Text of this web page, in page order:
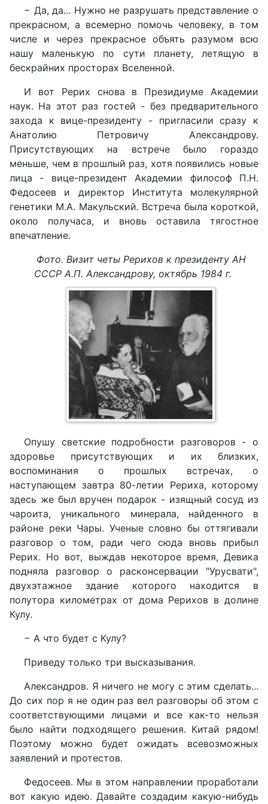
− Да, да... Нужно не разрушать представление о
прекрасном, а всемерно помочь человеку, в том
числе и через прекрасное объять разумом всю
нашу маленькую по сути планету, летящую в
бескрайних просторах Вселенной.
И вот Рерих снова в Президиуме Академии
наук. На этот раз гостей - без предварительного
захода к вице-президенту - пригласили сразу к
Анатолию Петровичу Александрову.
Присутствующих на встрече было гораздо
меньше, чем в прошлый раз, хотя появились новые
лица - вице-президент Академии философ П.Н.
Федосеев и директор Института молекулярной
генетики М.А. Макульский. Встреча была короткой,
около получаса, и вновь оставила тягостное
впечатление.
Фото. Визит четы Рерихов к президенту АН
СССР А.П. Александрову, октябрь 1984 г.
Опушу светские подробности разговоров - о
здоровье присутствующих и их близких,
воспоминания о прошлых встречах, о
наступающем завтра 80-летии Рериха, которому
здесь же был вручен подарок - изящный сосуд из
чароита, уникального минерала, найденного в
районе реки Чары. Ученые словно бы оттягивали
разговор о том, ради чего сюда вновь прибыл
Рерих. Но вот, выждав некоторое время, Девика
подняла разговор о расконсервации "Урусвати",
двухэтажное здание которого находится в
полутора километрах от дома Рерихов в долине
Кулу.
− А что будет с Кулу?
Приведу только три высказывания.
Александров. Я ничего не могу с этим сделать...
До сих пор я не один раз вел разговоры об этом с
соответствующими лицами и все как-то нельзя
было найти подходящего решения. Китай рядом!
Поэтому можно будет ожидать всевозможных
заявлений и протестов.
Федосеев. Мы в этом направлении проработали
вот какую идею. Давайте создадим какую-нибудь